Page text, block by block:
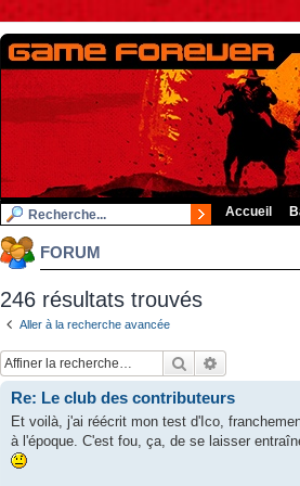
Accueil
FORUM
246 résultats trouvés
Aller à la recherche avancée
Rechercher
Re: Le club des contributeurs
Et voilà, j'ai réécrit mon test d'Ico,
à l'époque. C'est fou, ça, de se laisser